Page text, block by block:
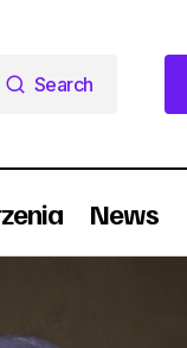
Search
News